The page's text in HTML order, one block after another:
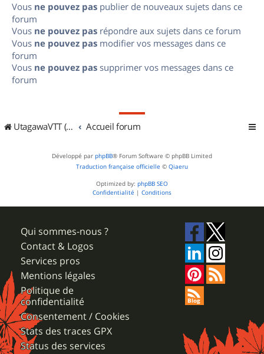
Vous ne pouvez pas publier de nouveaux sujets dans ce
forum
Vous ne pouvez pas répondre aux sujets dans ce forum
Vous ne pouvez pas modifier vos messages dans ce
forum
Vous ne pouvez pas supprimer vos messages dans ce
forum
UtagawaVTT (Randos VTT et VTTAE avec traces GPS) Accueil forum
Développé par phpBB® Forum Software © phpBB Limited
Traduction française officielle © Qiaeru
Optimized by: phpBB SEO
Confidentialité | Conditions
Qui sommes-nous ?
Contact & Logos
Services pros
Mentions légales
Politique de
confidentialité
Consentement / Cookies
Stats des traces GPX
Status des services